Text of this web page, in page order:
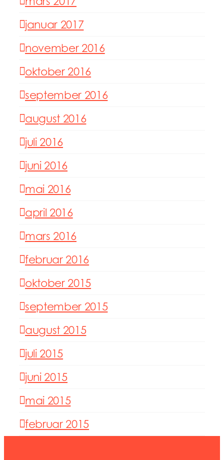
januar 2017
november 2016
oktober 2016
september 2016
august 2016
juli 2016
juni 2016
mai 2016
april 2016
mars 2016
februar 2016
oktober 2015
september 2015
august 2015
juli 2015
juni 2015
mai 2015
februar 2015